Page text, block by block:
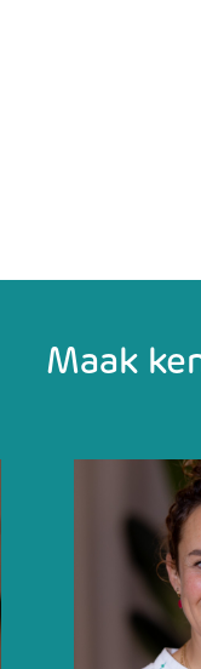
Maak